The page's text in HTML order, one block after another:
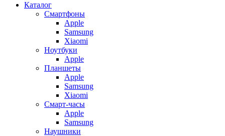
Каталог
Смартфоны
Apple
Samsung
Xiaomi
Ноутбуки
Apple
Планшеты
Apple
Samsung
Xiaomi
Смарт-часы
Apple
Samsung
Наушники